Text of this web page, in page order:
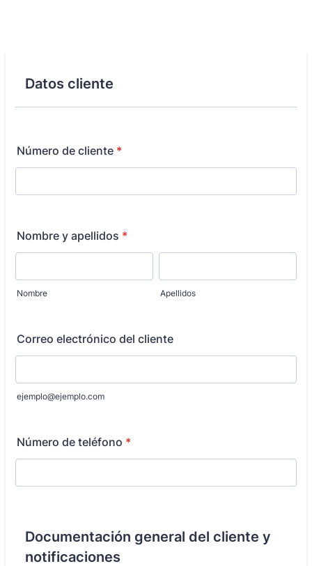
Datos cliente
Número de cliente *
Nombre y apellidos *
Nombre Apellidos
Correo electrónico del cliente
ejemplo@ejemplo.com
Número de teléfono *
Documentación general del cliente y
notificaciones